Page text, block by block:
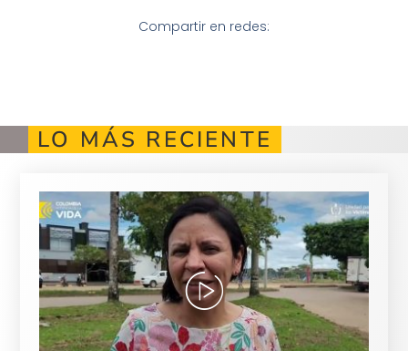
Compartir en redes:
LO MÁS RECIENTE